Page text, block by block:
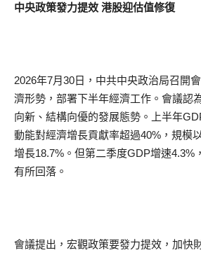
中央政策發力提效 港股迎估值修復
2026年7月30日，中共中央政治局召開
濟形勢，部署下半年經濟工作。會議認
向新、結構向優的發展態勢。上半年
動能對經濟增長貢獻率超過40%，規模
增長18.7%。但第二季度GDP增速4.3%
有所回落。
會議提出，宏觀政策要發力提效，加快